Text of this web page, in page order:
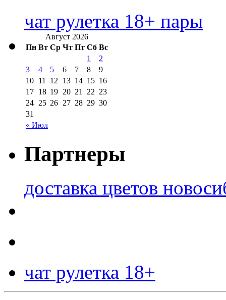
чат рулетка 18+ пары
Август 2026
Пн Вт Ср Чт Пт Сб Вс
« Июл
1
2
3
4 5 6 7 8
9
10 11 12 13 14 15 16
17 18 19 20 21 22 23
24 25 26 27 28 29 30
31
Партнеры
доставка цветов
чат рулетка 18+